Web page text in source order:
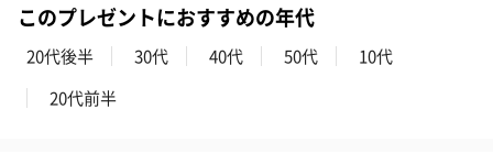
かき氷入浴剤4点セット
かき氷入浴剤4点セット
バスフラワー
このプレゼントにおすすめの年代
20代後半 30代 40代 50代
10代
20代前半